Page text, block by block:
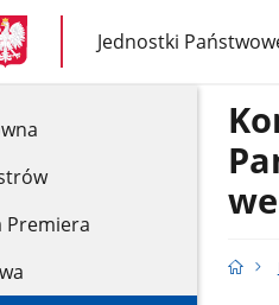
Premiera
gov.pl
gov.pl
Jednostki
gov.pl
Jednostki
Państwowej